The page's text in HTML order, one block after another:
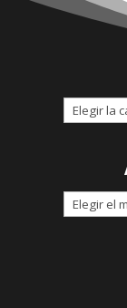
ARCHIVOS
POR